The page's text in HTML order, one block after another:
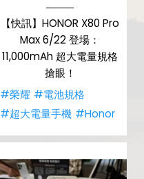
【快訊】HONOR X80 Pro
Max 6/22 登場：
11,000mAh 超大電量規格
搶眼！
#榮耀 #電池規格
#超大電量手機 #Honor